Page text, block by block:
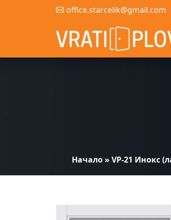
office.starcelik@gmail.com
Начало» VP-21 Инокс